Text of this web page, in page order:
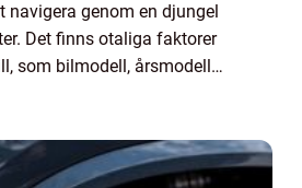
navigera genom en djungel
Det finns otaliga faktorer
som bilmodell, årsmodell